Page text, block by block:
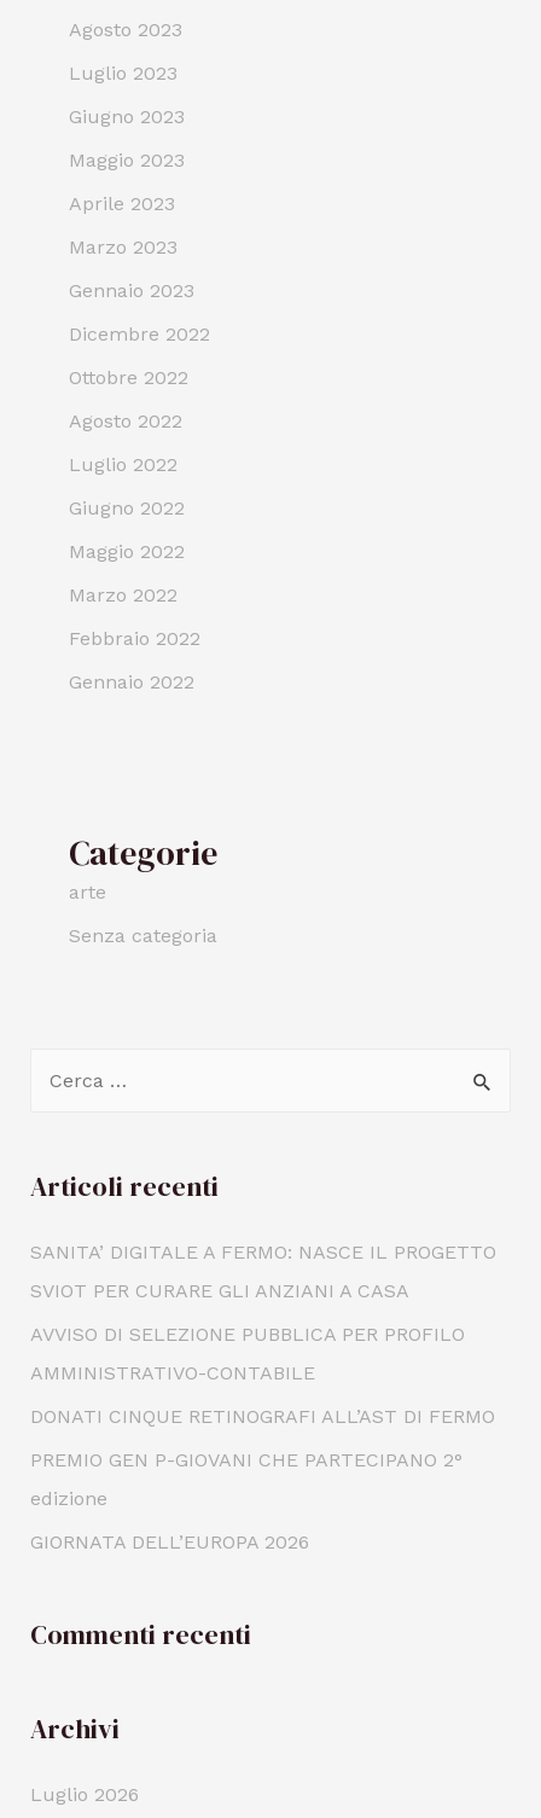
Agosto 2023
Luglio 2023
Giugno 2023
Maggio 2023
Aprile 2023
Marzo 2023
Gennaio 2023
Dicembre 2022
Ottobre 2022
Agosto 2022
Luglio 2022
Giugno 2022
Maggio 2022
Marzo 2022
Febbraio 2022
Gennaio 2022
Categorie
arte
Senza categoria
Articoli recenti
SANITA’ DIGITALE A FERMO: NASCE IL PROGETTO
SVIOT PER CURARE GLI ANZIANI A CASA
AVVISO DI SELEZIONE PUBBLICA PER PROFILO
AMMINISTRATIVO-CONTABILE
DONATI CINQUE RETINOGRAFI ALL’AST DI FERMO
PREMIO GEN P-GIOVANI CHE PARTECIPANO 2°
edizione
GIORNATA DELL’EUROPA 2026
Commenti recenti
Archivi
Luglio 2026